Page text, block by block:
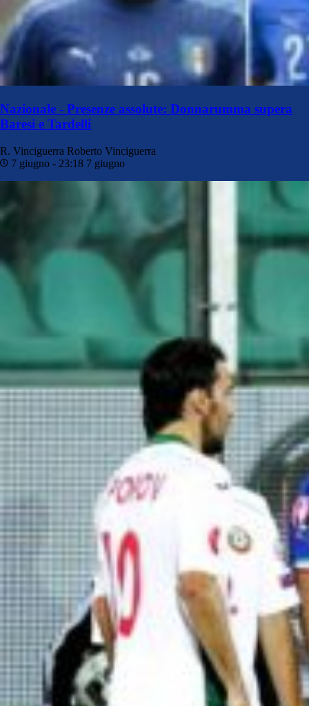
Nazionale - Presenze assolute: Donnarumma supera
Baresi e Tardelli
R. Vinciguerra Roberto Vinciguerra
7 giugno - 23:18 7 giugno